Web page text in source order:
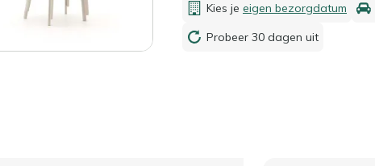
Kies je eigen bezorgdatum
Probeer 30 dagen uit